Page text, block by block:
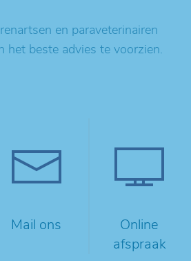
en paraveterinairen
het beste advies te voorzien.
Mail ons
Online
afspraak